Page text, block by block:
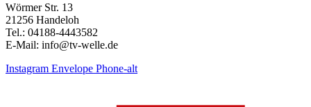
Wörmer Str. 13
21256 Handeloh
Tel.: 04188-4443582
E-Mail: info@tv-welle.de
Instagram Envelope Phone-alt